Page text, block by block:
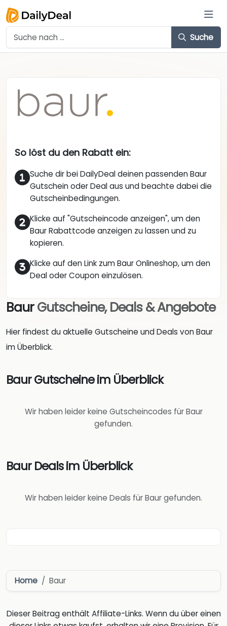
Suche
So löst du den Rabatt ein:
Suche dir bei DailyDeal deinen passenden Baur
Gutschein oder Deal aus und beachte dabei die
Gutscheinbedingungen.
Klicke auf "Gutscheincode anzeigen", um den
Baur Rabattcode anzeigen zu lassen und zu
kopieren.
Klicke auf den Link zum Baur Onlineshop, um den
Deal oder Coupon einzulösen.
BaurGutscheine, Deals & Angebote
Hier findest du aktuelle Gutscheine und Deals von Baur
im Überblick.
Baur Gutscheine im Überblick
Wir haben leider keine Gutscheincodes für Baur
gefunden.
Baur Deals im Überblick
Wir haben leider keine Deals für Baur gefunden.
Home Baur
Dieser Beitrag enthält Affiliate-Links. Wenn du über einen